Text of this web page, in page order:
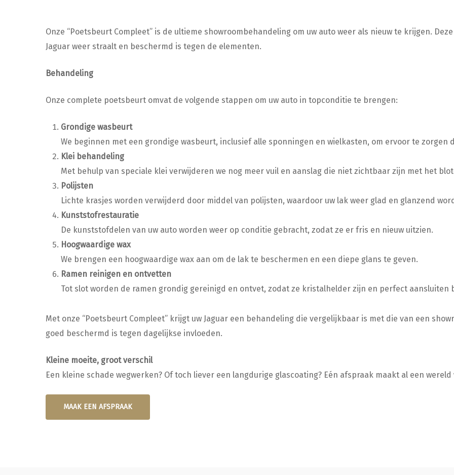
Onze “Poetsbeurt Compleet” is de ultieme showroombehandeling om uw auto weer als nieuw te krijgen.
Jaguar weer straalt en beschermd is tegen de elementen.
Behandeling
Onze complete poetsbeurt omvat de volgende stappen om uw auto in topconditie te brengen:
Grondige wasbeurt
We beginnen met een grondige wasbeurt, inclusief alle sponningen en wielkasten, om ervoor te zorgen
Klei behandeling
Met behulp van speciale klei verwijderen we nog meer vuil en aanslag die niet zichtbaar zijn met het
Polijsten
Lichte krasjes worden verwijderd door middel van polijsten, waardoor uw lak weer glad en glanzend
Kunststofrestauratie
De kunststofdelen van uw auto worden weer op conditie gebracht, zodat ze er fris en nieuw uitzien.
Hoogwaardige wax
We brengen een hoogwaardige wax aan om de lak te beschermen en een diepe glans te geven.
Ramen reinigen en ontvetten
Tot slot worden de ramen grondig gereinigd en ontvet, zodat ze kristalhelder zijn en perfect aansluiten
Met onze “Poetsbeurt Compleet” krijgt uw Jaguar een behandeling die vergelijkbaar is met die van een
goed beschermd is tegen dagelijkse invloeden.
Kleine moeite, groot verschil
Een kleine schade wegwerken? Of toch liever een langdurige glascoating? Eén afspraak maakt al een
MAAK EEN AFSPRAAK